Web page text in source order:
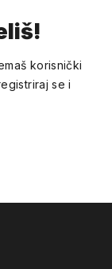
korisnički
se i